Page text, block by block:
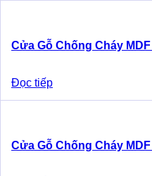
Cửa Gỗ Chống Cháy
Đọc tiếp
Cửa Gỗ Chống Cháy